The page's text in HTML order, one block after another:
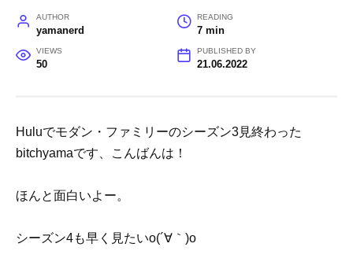
AUTHOR
yamanerd
READING
7 min
VIEWS
50
PUBLISHED BY
21.06.2022
Huluでモダン・ファミリーのシーズン3見終わった
bitchyamaです、こんばんは！
ほんと面白いよー。
シーズン4も早く見たいo(´∀｀)o